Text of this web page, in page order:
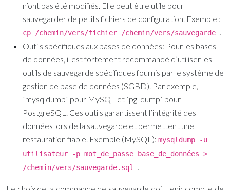
n’ont pas été modifiés. Elle peut être utile pour
sauvegarder de petits fichiers de configuration. Exemple :
cp /chemin/vers/fichier /chemin/vers/sauvegarde .
Outils spécifiques aux bases de données: Pour les bases
de données, il est fortement recommandé d’utiliser les
outils de sauvegarde spécifiques fournis par le système de
gestion de base de données (SGBD). Par exemple,
`mysqldump` pour MySQL et `pg_dump` pour
PostgreSQL. Ces outils garantissent l’intégrité des
données lors de la sauvegarde et permettent une
restauration fiable. Exemple (MySQL): mysqldump -u
utilisateur -p mot_de_passe base_de_données >
/chemin/vers/sauvegarde.sql .